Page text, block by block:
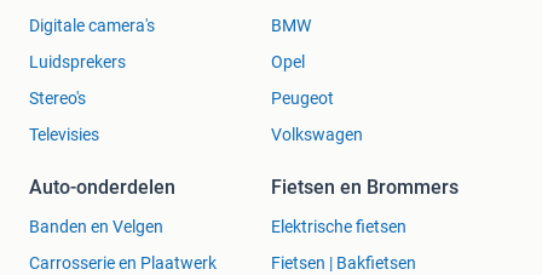
Digitale camera's
Luidsprekers
Stereo's
Televisies
BMW
Opel
Peugeot
Volkswagen
Auto-onderdelen
Banden en Velgen
Carrosserie en Plaatwerk
Fietsen en Brommers
Elektrische fietsen
Fietsen | Bakfietsen